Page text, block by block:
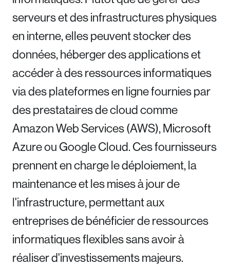
serveurs et des infrastructures physiques
en interne, elles peuvent stocker des
données, héberger des applications et
accéder à des ressources informatiques
via des plateformes en ligne fournies par
des prestataires de cloud comme
Amazon Web Services (AWS), Microsoft
Azure ou Google Cloud. Ces fournisseurs
prennent en charge le déploiement, la
maintenance et les mises à jour de
l'infrastructure, permettant aux
entreprises de bénéficier de ressources
informatiques flexibles sans avoir à
réaliser d'investissements majeurs.